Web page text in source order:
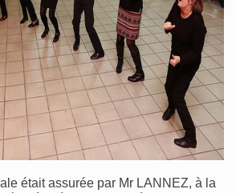
était assurée par Mr LANNEZ, à la